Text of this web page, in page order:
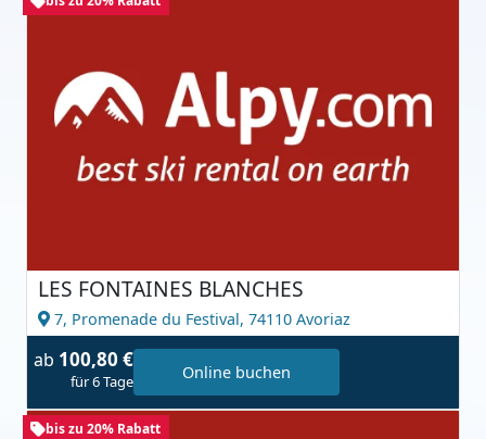
LES FONTAINES BLANCHES
7, Promenade du Festival, 74110 Avoriaz
ab 100,80 €
für 6 Tage Online buchen
bis zu 20% Rabatt